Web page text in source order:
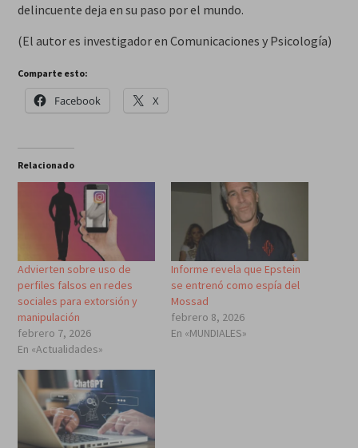
delincuente deja en su paso por el mundo.
(El autor es investigador en Comunicaciones y Psicología)
Comparte esto:
Facebook X
Relacionado
Advierten sobre uso de
perfiles falsos en redes
sociales para extorsión y
manipulación
febrero 7, 2026
En «Actualidades»
Informe revela que Epstein
se entrenó como espía del
Mossad
febrero 8, 2026
En «MUNDIALES»